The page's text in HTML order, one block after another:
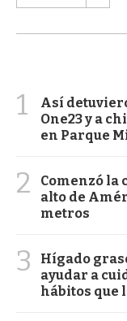
1
Así
One23 y a
en Parque
2
Comenzó la
alto de
metros
3
Hígado
ayudar a
hábitos que